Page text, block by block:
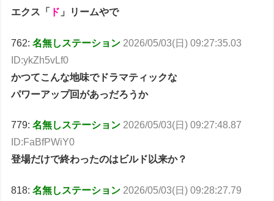
エクス「
ド 」リームやで
762:名無しステーション 2026/05/03(日) 09:27:35.03
ID:ykZh5vLf0
かつてこんな地味でドラマティックな
パワーアップ回があっだろうか
779:名無しステーション 2026/05/03(日) 09:27:48.87
ID:FaBfPWiY0
登場だけで終わったのはビルド以来か？
818:名無しステーション 2026/05/03(日) 09:28:27.79